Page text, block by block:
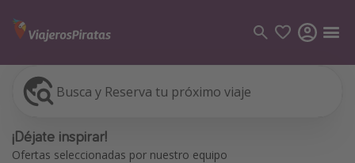
Busca y Reserva tu próximo viaje
¡Déjate inspirar!
Ofertas seleccionadas por nuestro equipo
Vacaciones
Vuelos